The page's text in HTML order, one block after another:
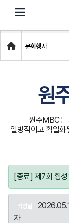
dehaze
Home
문화행사
원
원주MBC는
일방적이고 획일
[종료] 제7회 횡
작성일
자